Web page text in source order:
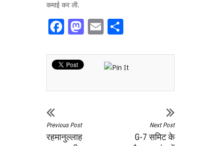
कमाई कर ली.
Facebook
Mastodon
Email
Previous Post
रहमानुल्लाह
Next Post
G-7 समिट के